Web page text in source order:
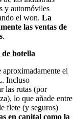
y automóviles
el won. La
las ventas de
.
botella
aproximadamente el
Incluso
las rutas (por
lo que añade entre
flete (y seguros)
en capital como la